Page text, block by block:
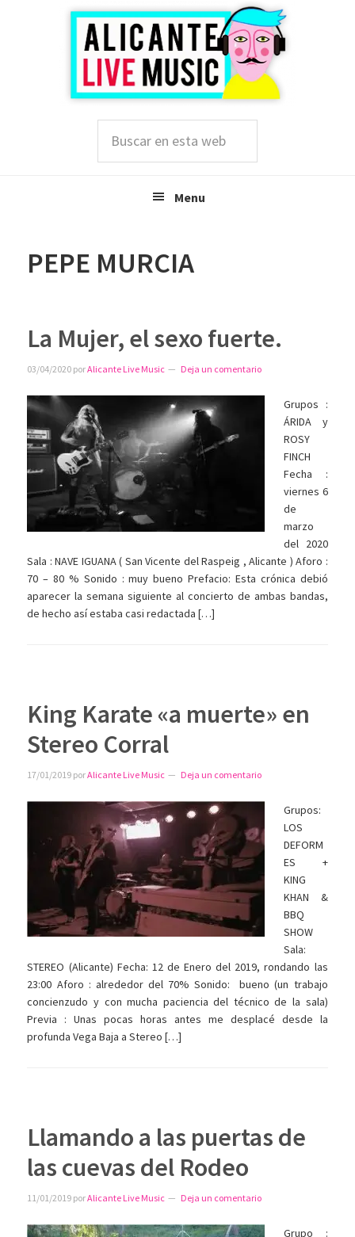
esta
Menu
PEPE MURCIA
La Mujer, el sexo fuerte.
03/04/2020 porAlicante Live Music Deja un comentario
Grupos :
ÁRIDA y
ROSY
FINCH
Fecha :
viernes 6
de
marzo
del 2020
Sala : NAVE IGUANA ( San Vicente del Raspeig , Alicante ) Aforo :
70 – 80 % Sonido : muy bueno Prefacio: Esta crónica debió
aparecer la semana siguiente al concierto de ambas bandas,
de hecho así estaba casi redactada […]
King Karate «a muerte» en
Stereo Corral
17/01/2019 porAlicante Live Music Deja un comentario
Grupos:
LOS
DEFORM
ES +
KING
KHAN &
BBQ
SHOW
Sala:
STEREO (Alicante) Fecha: 12 de Enero del 2019, rondando las
23:00 Aforo : alrededor del 70% Sonido: bueno (un trabajo
concienzudo y con mucha paciencia del técnico de la sala)
Previa : Unas pocas horas antes me desplacé desde la
profunda Vega Baja a Stereo […]
Llamando a las puertas de
las cuevas del Rodeo
11/01/2019 porAlicante Live Music Deja un comentario
Grupo :